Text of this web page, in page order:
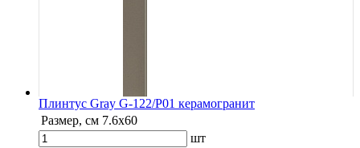
Плинтус Gray G-122/P01 керамогранит
Размер, см 7.6х60
шт